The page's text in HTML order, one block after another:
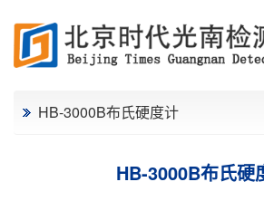
HB-3000B布氏硬度计
HB-3000B布氏硬